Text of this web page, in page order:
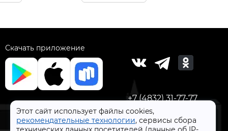
Этот сайт использует файлы cookies,
рекомендательные технологии, сервисы сбора
Скачать приложение
+7 (4832) 31-77-77